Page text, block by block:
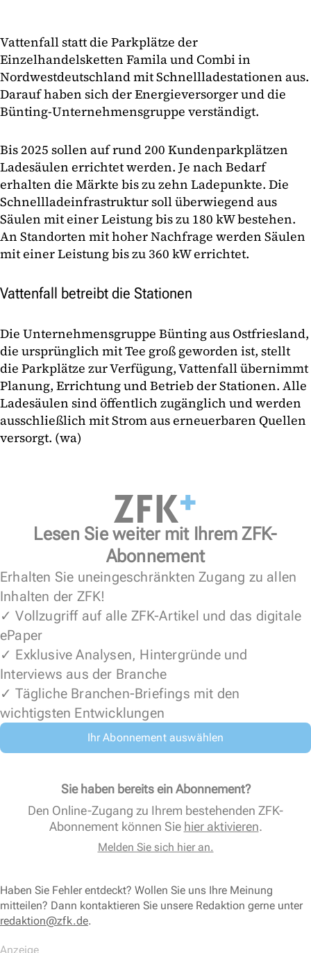
Vattenfall statt die Parkplätze der
Einzelhandelsketten Famila und Combi in
Nordwestdeutschland mit Schnellladestationen aus.
Darauf haben sich der Energieversorger und die
Bünting-Unternehmensgruppe verständigt.
Bis 2025 sollen auf rund 200 Kundenparkplätzen
Ladesäulen errichtet werden. Je nach Bedarf
erhalten die Märkte bis zu zehn Ladepunkte. Die
Schnellladeinfrastruktur soll überwiegend aus
Säulen mit einer Leistung bis zu 180 kW bestehen.
An Standorten mit hoher Nachfrage werden Säulen
mit einer Leistung bis zu 360 kW errichtet.
Vattenfall betreibt die Stationen
Die Unternehmensgruppe Bünting aus Ostfriesland,
die ursprünglich mit Tee groß geworden ist, stellt
die Parkplätze zur Verfügung, Vattenfall übernimmt
Planung, Errichtung und Betrieb der Stationen. Alle
Ladesäulen sind öffentlich zugänglich und werden
ausschließlich mit Strom aus erneuerbaren Quellen
versorgt. (wa)
Lesen Sie weiter mit Ihrem ZFK-
Abonnement
Erhalten Sie uneingeschränkten Zugang zu allen
Inhalten der ZFK!
✓ Vollzugriff auf alle ZFK-Artikel und das digitale
ePaper
✓ Exklusive Analysen, Hintergründe und
Interviews aus der Branche
✓ Tägliche Branchen-Briefings mit den
wichtigsten Entwicklungen
Ihr Abonnement auswählen
Sie haben bereits ein Abonnement?
Den Online-Zugang zu Ihrem bestehenden ZFK-
Abonnement können Sie hier aktivieren.
Melden Sie sich hier an.
Haben Sie Fehler entdeckt? Wollen Sie uns Ihre Meinung
mitteilen? Dann kontaktieren Sie unsere Redaktion gerne unter
redaktion@zfk.de.